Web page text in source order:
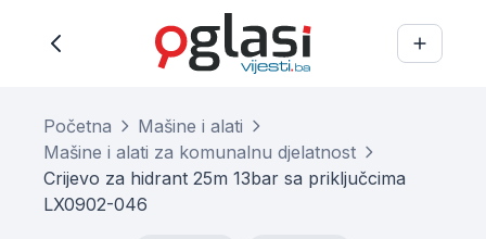
Početna
Mašine i alati
Mašine i alati za komunalnu djelatnost
Crijevo za hidrant 25m 13bar sa priključcima
LX0902-046